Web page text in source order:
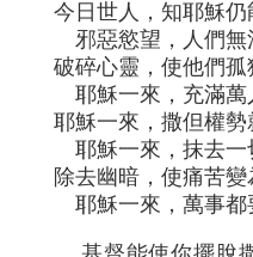
今日世人，知耶穌仍
邪惡慾望，人們無
破碎心靈，使他們孤
耶穌一來，充滿萬
耶穌一來，撒但權勢
耶穌一來，抹去一
除去幽暗，使痛苦變
耶穌一來，萬事都